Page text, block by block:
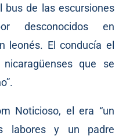
bus de las escursiones
desconocidos en
leonés. El conducía el
que se
Noticioso, el era “un
labores y un padre